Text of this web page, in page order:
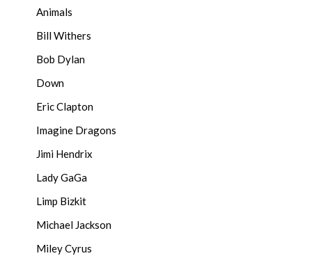
Animals
Bill Withers
Bob Dylan
Down
Eric Clapton
Imagine Dragons
Jimi Hendrix
Lady GaGa
Limp Bizkit
Michael Jackson
Miley Cyrus